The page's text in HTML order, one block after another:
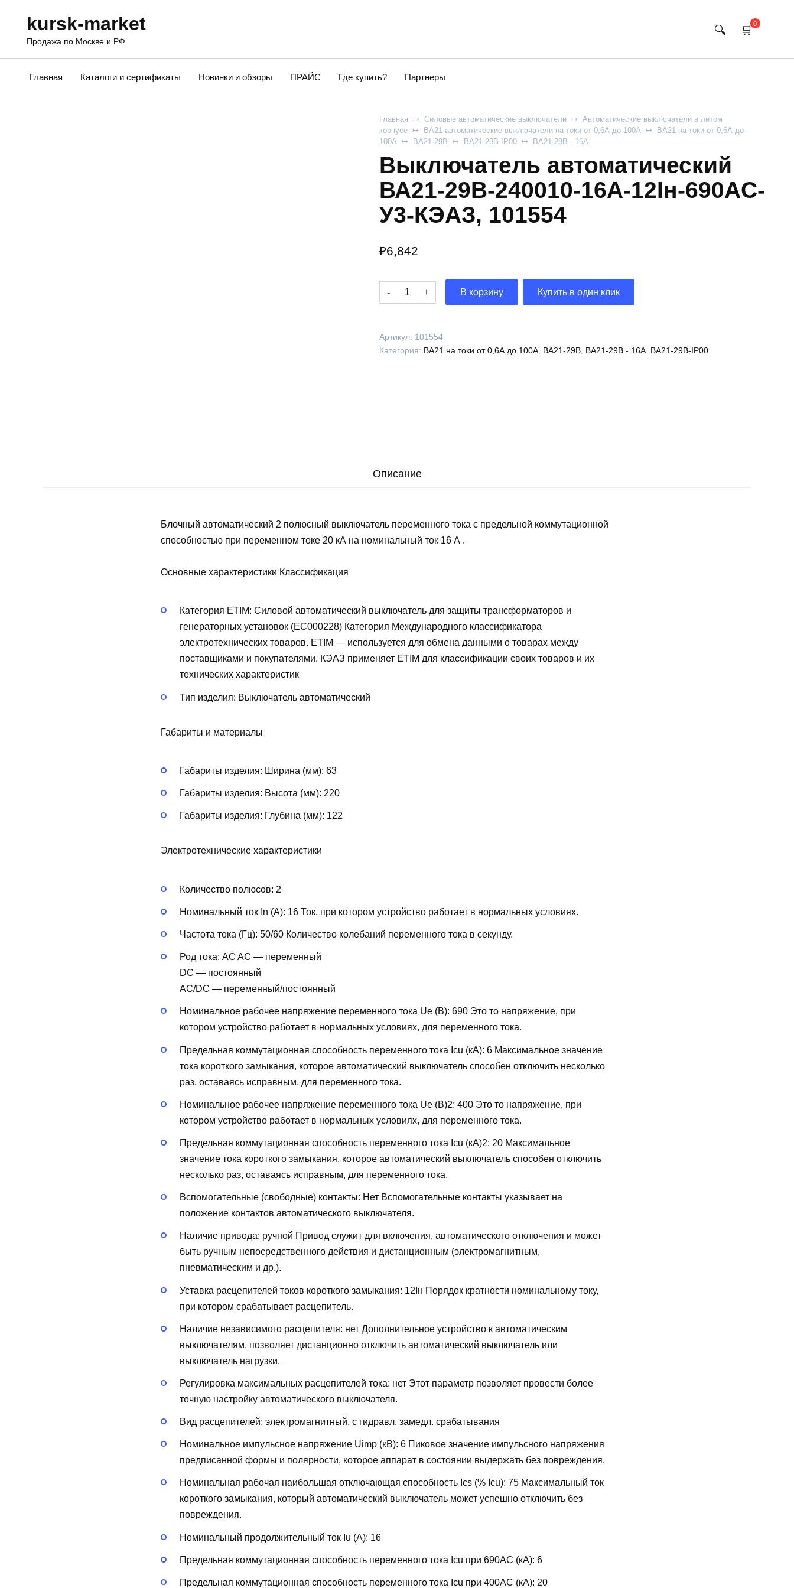
kursk-market
Продажа по Москве и РФ
0
Главная Каталоги и сертификаты Новинки и обзоры ПРАЙС Где купить? Партнеры
Главная Силовые автоматические выключатели
Автоматические выключатели в литом
корпусе
ВА21 автоматические выключатели на токи от 0,6А до 100А
ВА21 на токи от 0,6А до
100А
ВА21-29В ВА21-29В-IP00 ВА21-29В - 16А
Выключатель автоматический
ВА21-29В-240010-16А-12Iн-690AC-
У3-КЭАЗ, 101554
₽6,842
Количество
Выключатель
29В-240010-
16А-12Iн-690AC-
В корзину Купить в один клик
Артикул: 101554
Категория: ВА21 на токи от 0,6А до 100А, ВА21-29В, ВА21-29В - 16А, ВА21-29В-IP00
Описание
Блочный автоматический 2 полюсный выключатель переменного тока с предельной коммутационной
способностью при переменном токе 20 кА на номинальный ток 16 А .
Основные характеристики Классификация
Категория ETIM: Силовой автоматический выключатель для защиты трансформаторов и
генераторных установок (EC000228) Категория Международного классификатора
электротехнических товаров. ETIM — используется для обмена данными о товарах между
поставщиками и покупателями. КЭАЗ применяет ETIM для классификации своих товаров и их
технических характеристик
Тип изделия: Выключатель автоматический
Габариты и материалы
Габариты изделия: Ширина (мм): 63
Габариты изделия: Высота (мм): 220
Габариты изделия: Глубина (мм): 122
Электротехнические характеристики
Количество полюсов: 2
Номинальный ток In (А): 16 Ток, при котором устройство работает в нормальных условиях.
Частота тока (Гц): 50/60 Количество колебаний переменного тока в секунду.
Род тока: AC AC — переменный
DC — постоянный
AC/DC — переменный/постоянный
Номинальное рабочее напряжение переменного тока Ue (В): 690 Это то напряжение, при
котором устройство работает в нормальных условиях, для переменного тока.
Предельная коммутационная способность переменного тока Icu (кА): 6 Максимальное значение
тока короткого замыкания, которое автоматический выключатель способен отключить несколько
раз, оставаясь исправным, для переменного тока.
Номинальное рабочее напряжение переменного тока Ue (В)2: 400 Это то напряжение, при
котором устройство работает в нормальных условиях, для переменного тока.
Предельная коммутационная способность переменного тока Icu (кА)2: 20 Максимальное
значение тока короткого замыкания, которое автоматический выключатель способен отключить
несколько раз, оставаясь исправным, для переменного тока.
Вспомогательные (свободные) контакты: Нет Вспомогательные контакты указывает на
положение контактов автоматического выключателя.
Наличие привода: ручной Привод служит для включения, автоматического отключения и может
быть ручным непосредственного действия и дистанционным (электромагнитным,
пневматическим и др.).
Уставка расцепителей токов короткого замыкания: 12Iн Порядок кратности номинальному току,
при котором срабатывает расцепитель.
Наличие независимого расцепителя: нет Дополнительное устройство к автоматическим
выключателям, позволяет дистанционно отключить автоматический выключатель или
выключатель нагрузки.
Регулировка максимальных расцепителей тока: нет Этот параметр позволяет провести более
точную настройку автоматического выключателя.
Вид расцепителей: электромагнитный, с гидравл. замедл. срабатывания
Номинальное импульсное напряжение Uimp (кВ): 6 Пиковое значение импульсного напряжения
предписанной формы и полярности, которое аппарат в состоянии выдержать без повреждения.
Номинальная рабочая наибольшая отключающая способность Ics (% Icu): 75 Максимальный ток
короткого замыкания, который автоматический выключатель может успешно отключить без
повреждения.
Номинальный продолжительный ток Iu (А): 16
Предельная коммутационная способность переменного тока Icu при 690AC (кА): 6
Предельная коммутационная способность переменного тока Icu при 400АС (кА): 20